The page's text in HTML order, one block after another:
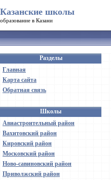
Казанские школы
образование в Казани
Разделы
Главная
Карта сайта
Обратная связь
Школы
Авиастроительный район
Вахитовский район
Кировский район
Московский район
Ново-савиновский район
Приволжский район